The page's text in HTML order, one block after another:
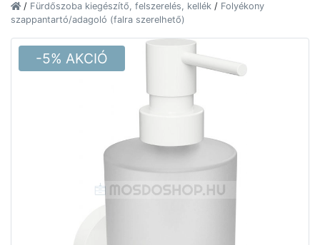
/ Fürdőszoba kiegészítő, felszerelés, kellék / Folyékony
szappantartó/adagoló (falra szerelhető)
-5% AKCIÓ